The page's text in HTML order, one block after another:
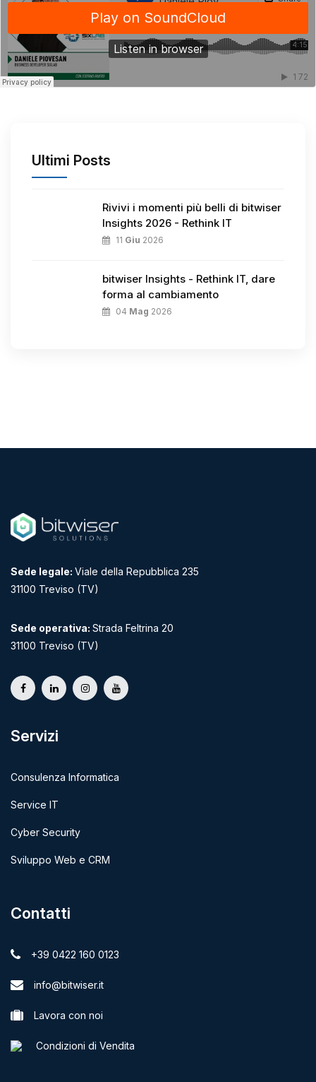
Ultimi Posts
Rivivi i momenti più belli di bitwiser
Insights 2026 - Rethink IT
11 Giu 2026
bitwiser Insights - Rethink IT, dare
forma al cambiamento
04 Mag 2026
Sede legale: Viale della Repubblica 235
31100 Treviso (TV)
Sede operativa: Strada Feltrina 20
31100 Treviso (TV)
Servizi
Consulenza Informatica
Service IT
Cyber Security
Sviluppo Web e CRM
Contatti
+39 0422 160 0123
info@bitwiser.it
Lavora con noi
Condizioni di Vendita